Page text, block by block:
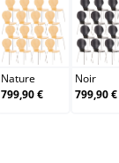
Nature
Nature
799,90 €
Noir
799,90 €